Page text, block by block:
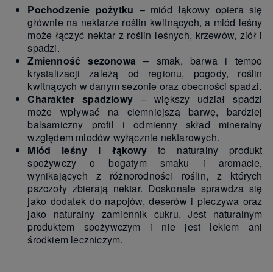
Pochodzenie pożytku – miód łąkowy opiera się
głównie na nektarze roślin kwitnących, a miód leśny
może łączyć nektar z roślin leśnych, krzewów, ziół i
spadzi.
Zmienność sezonowa – smak, barwa i tempo
krystalizacji zależą od regionu, pogody, roślin
kwitnących w danym sezonie oraz obecności spadzi.
Charakter spadziowy– większy udział spadzi
może wpływać na ciemniejszą barwę, bardziej
balsamiczny profil i odmienny skład mineralny
względem miodów wyłącznie nektarowych.
Miód leśny i łąkowyto naturalny produkt
spożywczy o bogatym smaku i aromacie,
wynikających z różnorodności roślin, z których
pszczoły zbierają nektar. Doskonale sprawdza się
jako dodatek do napojów, deserów i pieczywa oraz
jako naturalny zamiennik cukru. Jest naturalnym
produktem spożywczym i nie jest lekiem ani
środkiem leczniczym.